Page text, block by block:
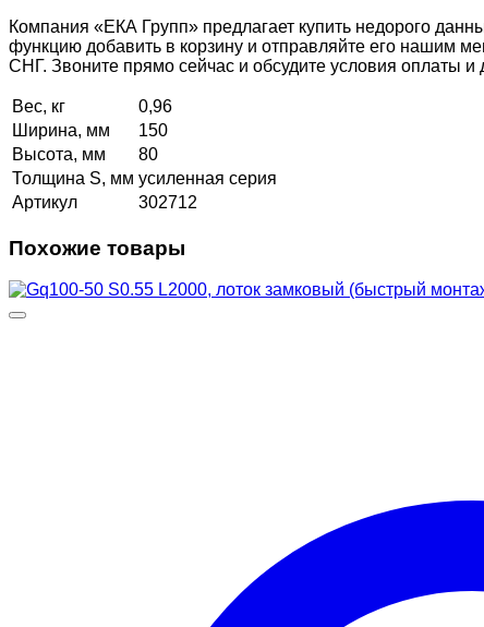
Компания «ЕКА Групп» предлагает купить недорого
функцию добавить в корзину и отправляйте его нашим
СНГ. Звоните прямо сейчас и обсудите условия оплаты
Вес, кг
0,96
Ширина, мм
150
Высота, мм
80
Толщина S, мм усиленная серия
Артикул
302712
Похожие товары